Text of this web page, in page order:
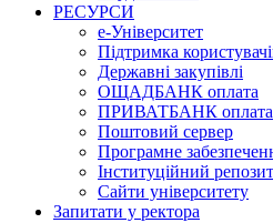
РЕСУРСИ
е-Університет
Підтримка
Державні закупівлі
ОЩАДБАНК оплата
ПРИВАТБАНК оплата
Поштовий сервер
Програмне
Інституційний
Сайти університету
Запитати у ректора